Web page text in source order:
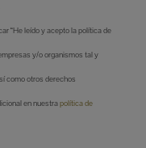
“He leído y acepto la política de
y/o organismos tal y
como otros derechos
en nuestrapolítica de